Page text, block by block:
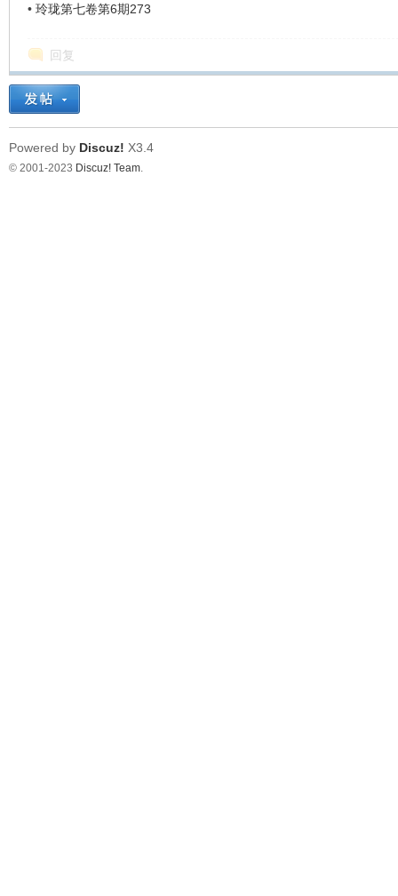
• 玲珑第七卷第6期273
回复
Powered by Discuz! X3.4
© 2001-2023 Discuz! Team.